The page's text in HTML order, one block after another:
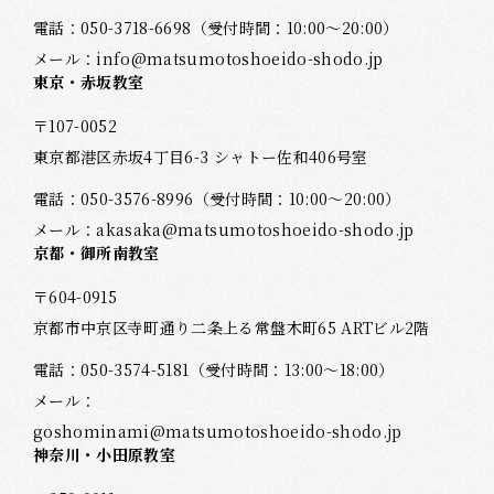
電話：050-3718-6698 （受付時間：10:00～20:00）
メール： info@matsumotoshoeido-shodo.jp
東京・赤坂教室
〒107-0052
東京都港区赤坂4丁目6-3 シャトー佐和406号室
電話：050-3576-8996 （受付時間：10:00～20:00）
メール：akasaka@matsumotoshoeido-shodo.jp
京都・御所南教室
〒604-0915
京都市中京区寺町通り二条上る常盤木町65 ARTビル2階
電話：050-3574-5181 （受付時間：13:00～18:00）
メール：
goshominami@matsumotoshoeido-shodo.jp
神奈川・小田原教室